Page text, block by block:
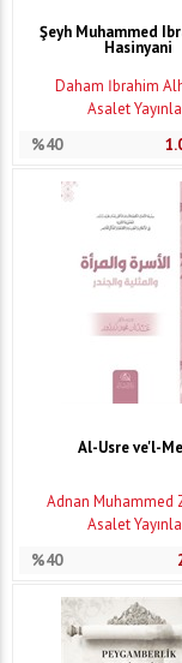
Şeyh Muhammed
Hasinyani
Daham İbrahim
Asalet
%40
Al-Usre ve'l-
Adnan Muhammed
Asalet
%40